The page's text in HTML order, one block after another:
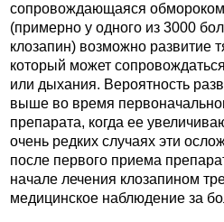
сопровождающаяся
(примерно у одного из 3000
клозапин) возможно развитие
который может
или дыхания. Вероятность
выше во время
препарата, когда ее
очень редких случаях эти
после первого приема
начале лечения клозапином
медицинское наблюдение за